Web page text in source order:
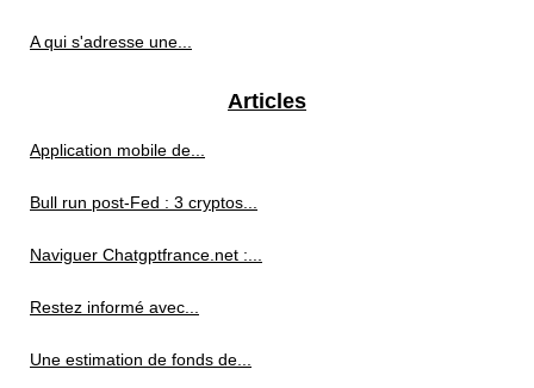
A qui s'adresse une...
Articles
Application mobile de...
Bull run post-Fed : 3 cryptos...
Naviguer Chatgptfrance.net :...
Restez informé avec...
Une estimation de fonds de...